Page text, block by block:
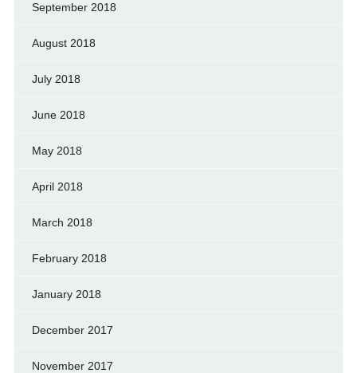
September 2018
August 2018
July 2018
June 2018
May 2018
April 2018
March 2018
February 2018
January 2018
December 2017
November 2017